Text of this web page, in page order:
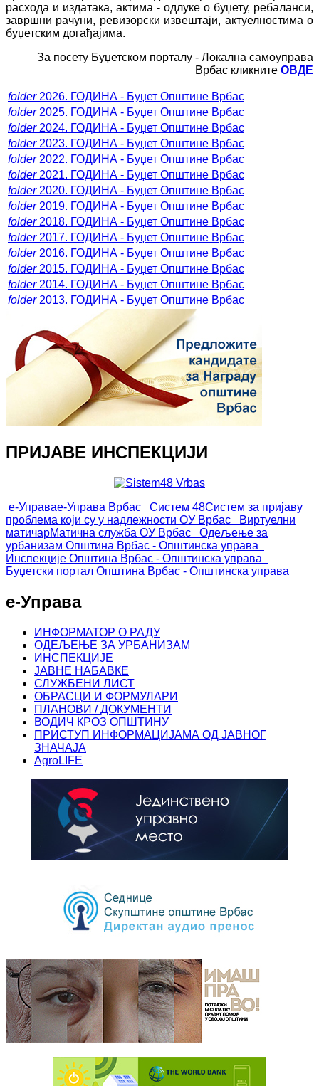
расхода и издатака, актима - одлуке о буџету, ребаланси,
завршни рачуни, ревизорски извештаји, актуелностима о
буџетским догађајима.
За посету Буџетском порталу - Локална самоуправа
Врбас кликните ОВДЕ
folder 2026. ГОДИНА - Буџет Општине Врбас
folder 2025. ГОДИНА - Буџет Општине Врбас
folder 2024. ГОДИНА - Буџет Општине Врбас
folder 2023. ГОДИНА - Буџет Општине Врбас
folder 2022. ГОДИНА - Буџет Општине Врбас
folder 2021. ГОДИНА - Буџет Општине Врбас
folder 2020. ГОДИНА - Буџет Општине Врбас
folder 2019. ГОДИНА - Буџет Општине Врбас
folder 2018. ГОДИНА - Буџет Општине Врбас
folder 2017. ГОДИНА - Буџет Општине Врбас
folder 2016. ГОДИНА - Буџет Општине Врбас
folder 2015. ГОДИНА - Буџет Општине Врбас
folder 2014. ГОДИНА - Буџет Општине Врбас
folder 2013. ГОДИНА - Буџет Општине Врбас
ПРИЈАВЕ ИНСПЕКЦИЈИ
е-Управае-Управа Врбас Систем 48Систем за пријаву
проблема који су у надлежности ОУ Врбас
Виртуелни
матичарМатична служба ОУ Врбас
Одељење за
урбанизам Општина Врбас - Општинска управа
Инспекције Општина Врбас - Општинска управа
Буџетски портал Општина Врбас - Општинска управа
е-Управа
ИНФОРМАТОР О РАДУ
ОДЕЉЕЊЕ ЗА УРБАНИЗАМ
ИНСПЕКЦИЈЕ
ЈАВНЕ НАБАВКЕ
СЛУЖБЕНИ ЛИСТ
ОБРАСЦИ И ФОРМУЛАРИ
ПЛАНОВИ / ДОКУМЕНТИ
ВОДИЧ КРОЗ ОПШТИНУ
ПРИСТУП ИНФОРМАЦИЈАМА ОД ЈАВНОГ
ЗНАЧАЈА
AgroLIFE